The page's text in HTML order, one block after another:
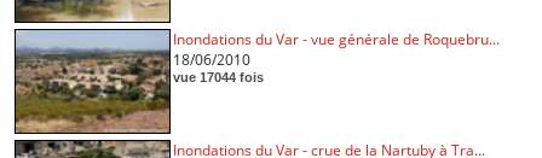
Inondations du Var - vue générale de Roquebru...
18/06/2010
vue 17044 fois
Inondations du Var - crue de la Nartuby à Tra...